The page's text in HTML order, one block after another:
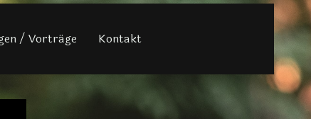
/ Vorträge Kontakt